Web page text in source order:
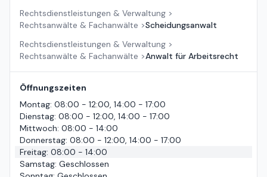
Rechtsdienstleistungen & Verwaltung >
Rechtsanwälte & Fachanwälte >Scheidungsanwalt
Rechtsdienstleistungen & Verwaltung >
Rechtsanwälte & Fachanwälte >Anwalt für Arbeitsrecht
Öffnungszeiten
Montag: 08:00 - 12:00, 14:00 - 17:00
Dienstag: 08:00 - 12:00, 14:00 - 17:00
Mittwoch: 08:00 - 14:00
Donnerstag: 08:00 - 12:00, 14:00 - 17:00
Freitag: 08:00 - 14:00
Samstag: Geschlossen